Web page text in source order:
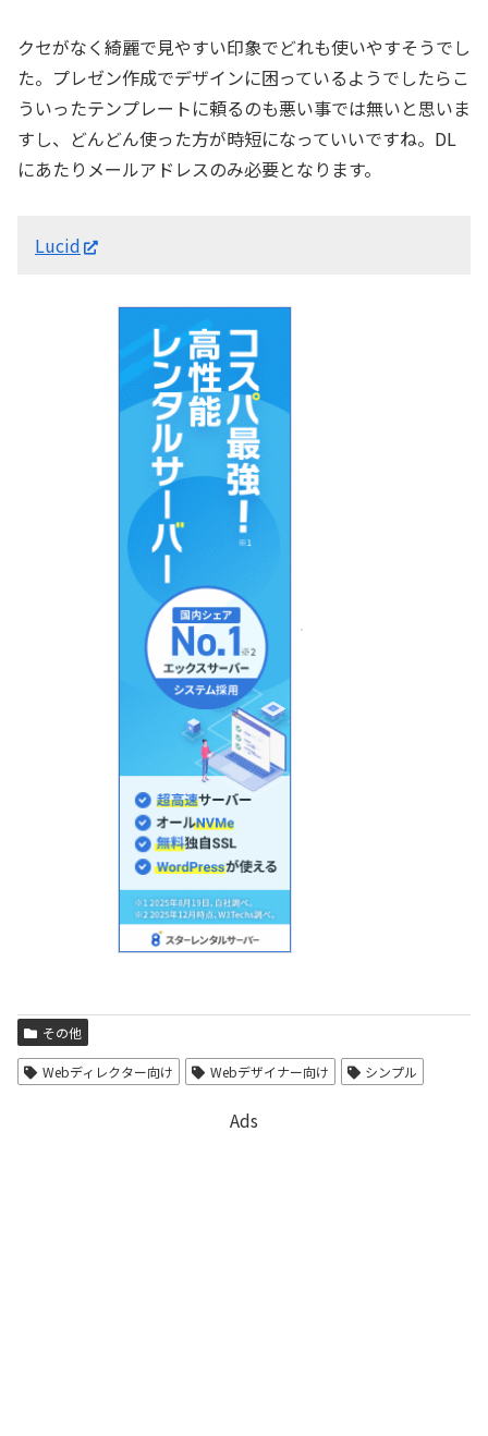
クセがなく綺麗で見やすい印象でどれも使いやすそうでし
た。プレゼン作成でデザインに困っているようでしたらこ
ういったテンプレートに頼るのも悪い事では無いと思いま
すし、どんどん使った方が時短になっていいですね。DL
にあたりメールアドレスのみ必要となります。
Lucid
その他
Webディレクター向け Webデザイナー向け シンプル
Ads